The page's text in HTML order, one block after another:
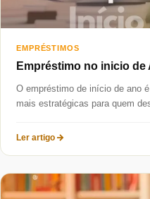
EMPRÉSTIMOS
Empréstimo no inicio de
O empréstimo de início de ano
mais estratégicas para quem
Ler artigo